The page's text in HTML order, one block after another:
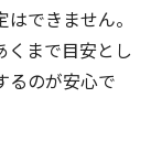
できません。
くまで目安とし
るのが安心で